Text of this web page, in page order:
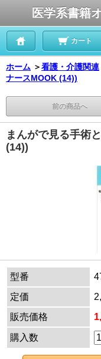
医学系書籍
カート
ホーム ＞看護・介護関連
ナースMOOK (14))
前の商品へ
まんがで見る手術
(14))
型番
定価
販売価格
購入数